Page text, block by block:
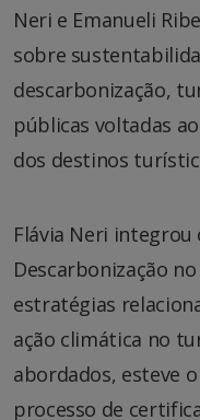
Neri e Emanueli
sobre
descarbonização,
públicas voltadas
dos destinos
Flávia Neri integrou
Descarbonização
estratégias
ação climática no
abordados, esteve
processo de